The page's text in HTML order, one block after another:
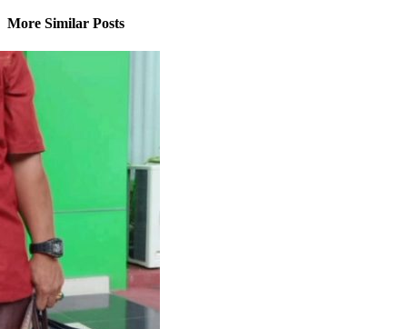
More Similar Posts